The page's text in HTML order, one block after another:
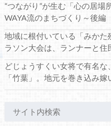
“つながり”が生む「心の居場
WAYA流のまちづくり～後編
地域に根付いている「みか
ラソン大会は、ランナーと住
どじょうすくい女将で有名
「竹葉」。地元を巻き込み